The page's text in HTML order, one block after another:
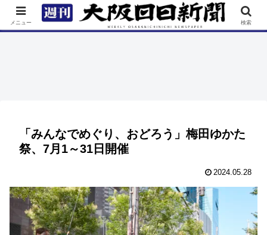
TOP 特集 ニュース 連載 街ネタ イベント
「みんなでめぐり、おどろう」梅田ゆかた
祭、7月1～31日開催
2024.05.28
メニュー 検索